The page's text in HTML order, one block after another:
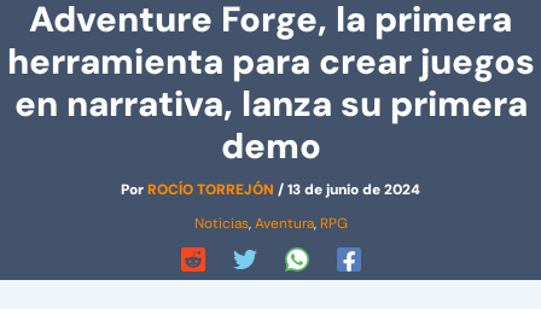
Adventure Forge, la primera
herramienta para crear juegos
en narrativa, lanza su primera
demo
PorROCÍO TORREJÓN /13 de junio de 2024
Noticias,Aventura, RPG